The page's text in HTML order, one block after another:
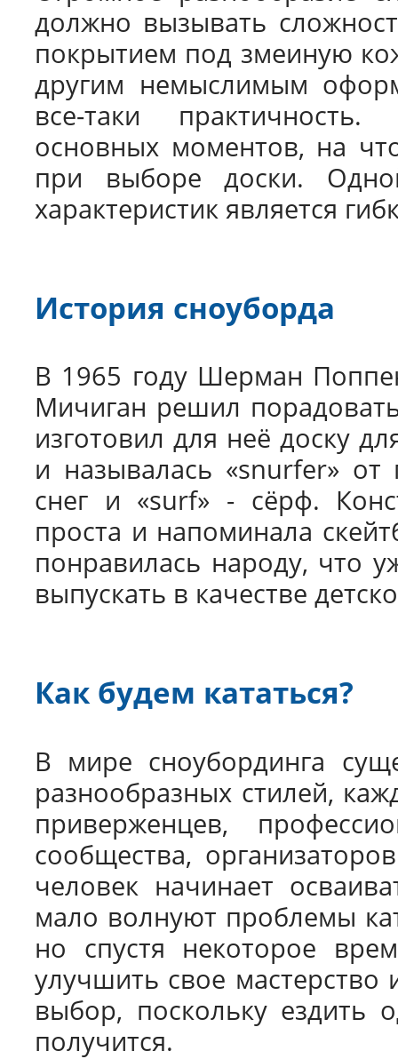
должно вызывать
покрытием под змеиную
другим немыслимым
все-таки
основных моментов, на
при выборе доски.
характеристик является
История сноуборда
В 1965 году Шерман
Мичиган решил
изготовил для неё доску
и называлась «snurfer»
снег и «surf» - сёрф.
проста и напоминала
понравилась народу, что
выпускать в качестве
Как будем кататься?
В мире сноубординга
разнообразных стилей,
приверженцев,
сообщества,
человек начинает
мало волнуют проблемы
но спустя некоторое
улучшить свое мастерство
выбор, поскольку ездить
получится.